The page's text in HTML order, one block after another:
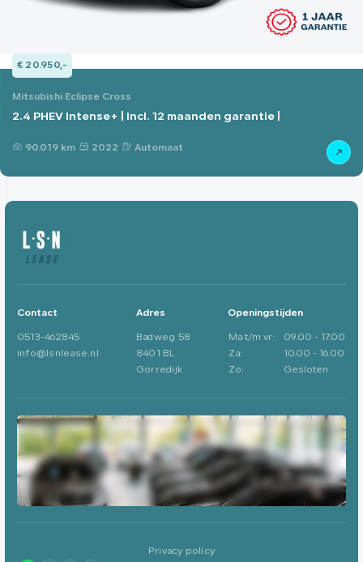
€ 20.950,-
Mitsubishi Eclipse Cross
2.4 PHEV Intense+ | Incl. 12 maanden garantie |
90.019 km 2022 Automaat
Contact
0513-462845
info@lsnlease.nl
Adres
Badweg 58
8401 BL
Gorredijk
Openingstijden
Ma t/m vr:
09.00 - 17.00
Za:
10.00 - 16.00
Zo:
Gesloten
Privacy policy